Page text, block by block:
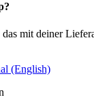
das mit deiner
(English)